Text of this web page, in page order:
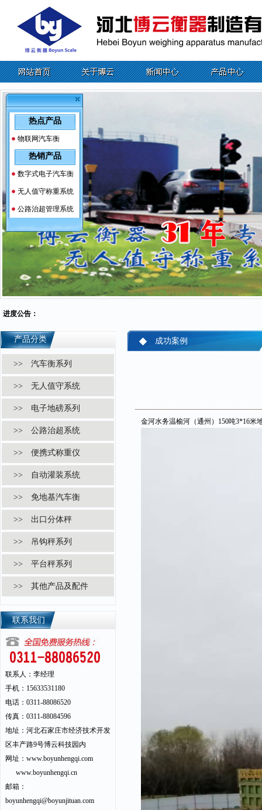
进度公告：
产品分类
>> 汽车衡系列
>> 无人值守系统
>> 电子地磅系列
>> 公路治超系统
>> 便携式称重仪
>> 自动灌装系统
>> 免地基汽车衡
>> 出口分体秤
>> 吊钩秤系列
>> 平台秤系列
>> 其他产品及配件
联系我们
联系人：李经理
手机：15633531180
电话：0311-88086520
传真：0311-88084596
地址：河北石家庄市经济技术开发
区丰产路9号博云科技园内
网址：www.boyunhengqi.com
www.boyunhengqi.cn
邮箱：
boyunhengqi@boyunjituan.com
成功案例
金河水务温榆河（通州）150吨3*16米
热点产品
物联网汽车衡
热销产品
数字式电子汽车衡
无人值守称重系统
公路治超管理系统